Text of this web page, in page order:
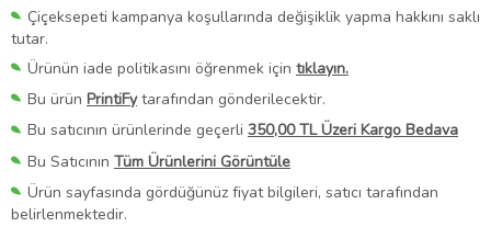
Çiçeksepeti kampanya koşullarında değişiklik yapma hakkını saklı
tutar.
Ürünün iade politikasını öğrenmek için tıklayın.
Bu ürün PrintiFytarafından gönderilecektir.
Bu satıcının ürünlerinde geçerli 350,00 TL Üzeri Kargo Bedava
Bu Satıcının Tüm Ürünlerini Görüntüle
Ürün sayfasında gördüğünüz fiyat bilgileri, satıcı tarafından
belirlenmektedir.